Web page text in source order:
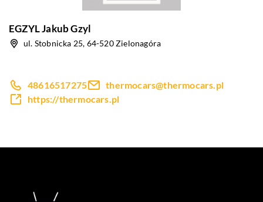
EGZYL Jakub Gzyl
ul. Stobnicka 25, 64-520 Zielonagóra
48616517275
thermocars@thermocars.pl
https://thermocars.pl